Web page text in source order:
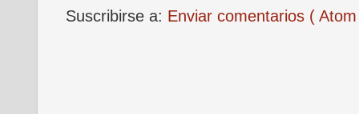
Suscribirse a: Enviar comentarios (